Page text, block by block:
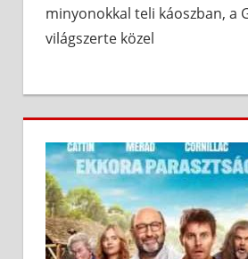
minyonokkal teli káoszban, a
világszerte közel